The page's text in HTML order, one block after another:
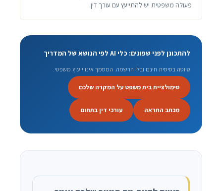
פעולה משפטית יש להתייעץ עם עורך דין.
להתכונן לפני שפונים: כלי AI לפי הנושא של המדריך
טיוטה בסיסית חינם ובלי הרשמה. המסמך אינו ייעוץ משפטי.
סימולציית בית משפט על המקרה שלכם
מכתב התראה עורכי דין בתחום